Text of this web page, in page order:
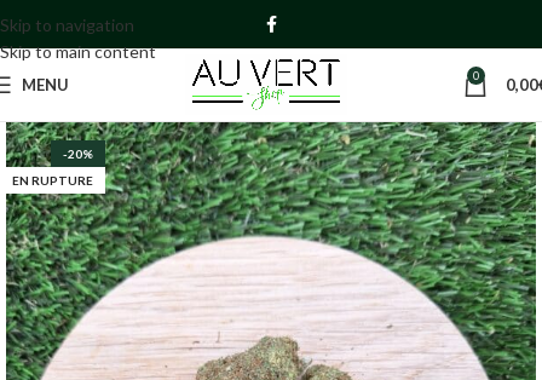
Skip to navigation
Skip to main content
MENU 0 0,00
-20%
EN RUPTURE